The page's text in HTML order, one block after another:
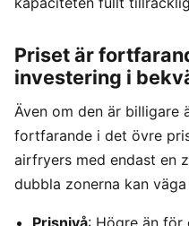
Priset är
investering i
Även om den är billigare
fortfarande i det övre
airfryers med endast en
dubbla zonerna kan